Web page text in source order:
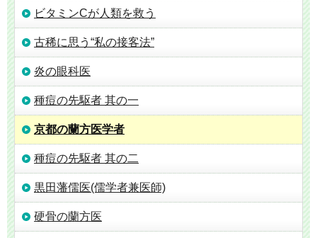
ビタミンCが人類を救う
古稀に思う“私の接客法”
炎の眼科医
種痘の先駆者 其の一
京都の蘭方医学者
種痘の先駆者 其の二
黒田藩儒医(儒学者兼医師)
硬骨の蘭方医